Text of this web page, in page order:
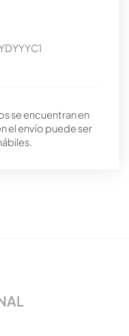
se encuentran en
el envío puede ser